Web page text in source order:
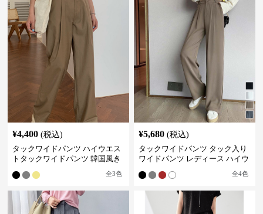
¥4,400 (税込)
タックワイドパンツ ハイウエス
トタックワイドパンツ 韓国風き
全3色
¥5,680 (税込)
タックワイドパンツ タック入り
ワイドパンツ レディース ハイウ
全4色